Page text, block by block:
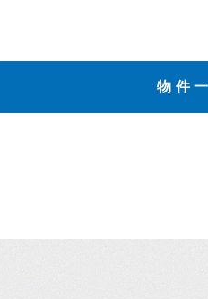
物件